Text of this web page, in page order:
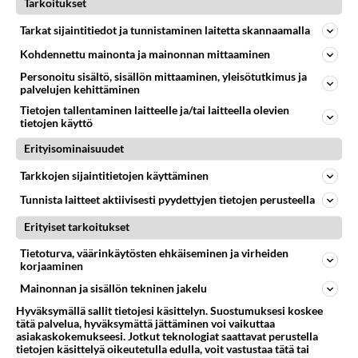
hyvin.
Tai Elisan latausliittymä on yksi vaihtoehto?
pitää olla rajaton liittymä! Kaikki "kännyn" kautta.
Mulla on myöskin Telian ja Saunalahden prepaidit
käytän pääkännykän 5G 400M liittymää...
Äänestä
2021-12-29 19:40:58
Anonyymikirjoitti:
Tarviiko kaikki kännykät ei pysty 400M
Itsellä toisena kännykkänsä OnePlus 5 ja sekin
pystyy 600/150 Mbs?
Äänestä Kommentoi
Tarkoitukset
Tarkat sijaintitiedot ja tunnistaminen laitetta skannaamalla
Kohdennettu mainonta ja mainonnan mittaaminen
Personoitu sisältö, sisällön mittaaminen, yleisötutkimus ja
palvelujen kehittäminen
Tietojen tallentaminen laitteelle ja/tai laitteella olevien
tietojen käyttö
Erityisominaisuudet
Tarkkojen sijaintitietojen käyttäminen
Tunnista laitteet aktiivisesti pyydettyjen tietojen perusteella
Erityiset tarkoitukset
Tietoturva, väärinkäytösten ehkäiseminen ja virheiden
korjaaminen
Mainonnan ja sisällön tekninen jakelu
Hyväksymällä sallit tietojesi käsittelyn. Suostumuksesi koskee
tätä palvelua, hyväksymättä jättäminen voi vaikuttaa
asiakaskokemukseesi. Jotkut teknologiat saattavat perustella
tietojen käsittelyä oikeutetulla edulla, voit vastustaa tätä tai